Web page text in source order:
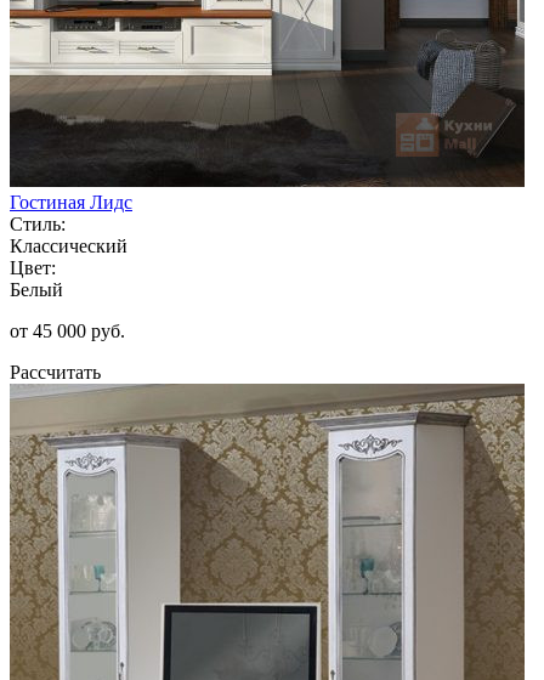
Гостиная Лидс
Стиль:
Классический
Цвет:
Белый
от 45 000 руб.
Рассчитать